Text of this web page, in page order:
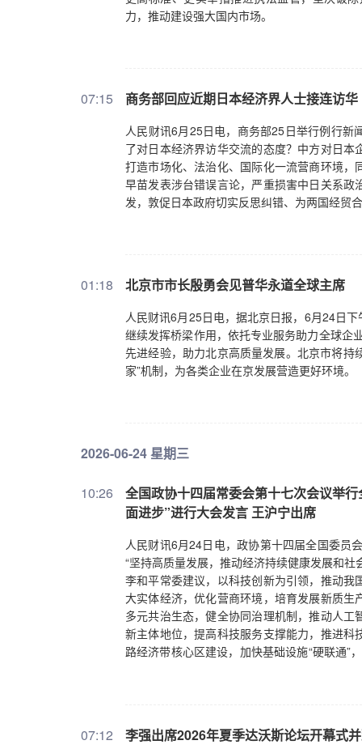
力，推动建设强大国内市场。
07:15 商务部回应近期日本经济界人士接连访华
人民财讯6月25日电，商务部25日举行例行新
了对日本经济界访华交流的态度？中方对日
打造市场化、法治化、国际化一流营商环境
早苗发表涉台错误言论，严重损害中日关系
发，敦促日本政府切实反思纠错、为两国经贸
01:18 北京市市长殷勇会见普华永道全球主席
人民财讯6月25日电，据北京日报，6月24日
继续发挥桥梁作用，依托专业服务助力全球企
先进经验，助力北京高质量发展。北京市将持
家”机制，为各类企业在京发展营造更好环境。
2026-06-24 星期三
10:26
全国政协十四届常委会第十七次会议举
面进步”进行大会发言 王沪宁出席
人民财讯6月24日电，政协第十四届全国委员
“坚持高质量发展，推动经济持续健康发展和
李和平常委建议，以科技创新为引领，推动
大实体经济，优化营商环境，培育发展新质
多元共治生态，健全协同治理机制，推动人
新主体地位，提高科技服务支撑能力，推进
路经济带核心区建设，加快基础设施“硬联通”
展示范区，促进各民族交往交流交融，推动
07:12 李强出席2026年夏季达沃斯论坛开幕式